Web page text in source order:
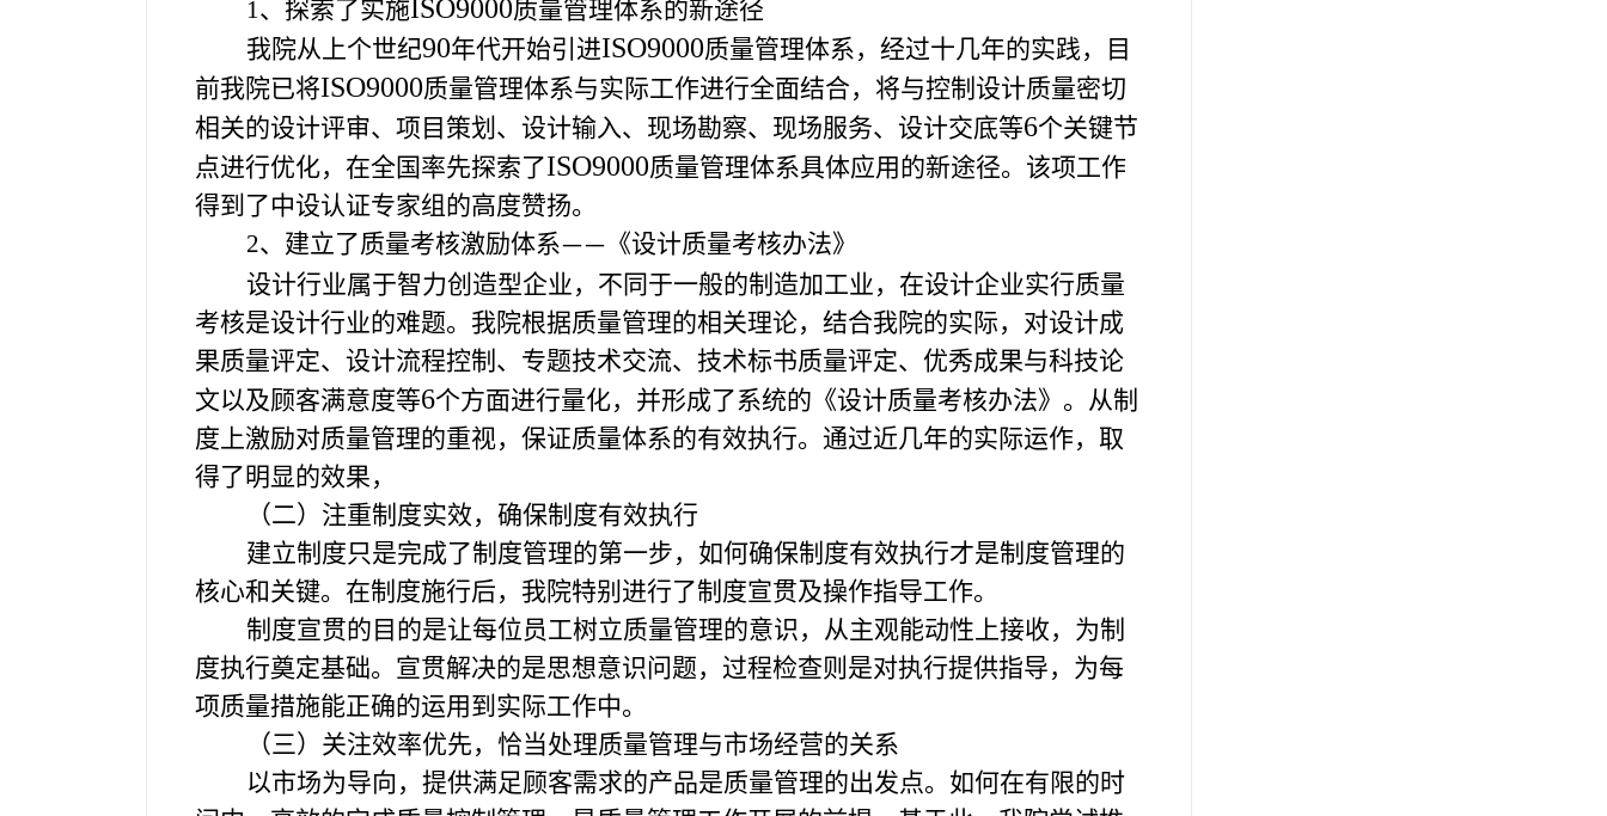
1、探索了实施ISO9000质量管理体系的新途径
我院从上个世纪90年代开始引进ISO9000质量管理体系，经过十几年的实践，目
前我院已将ISO9000质量管理体系与实际工作进行全面结合，将与控制设计质量密切
相关的设计评审、项目策划、设计输入、现场勘察、现场服务、设计交底等6个关键节
点进行优化，在全国率先探索了ISO9000质量管理体系具体应用的新途径。该项工作
得到了中设认证专家组的高度赞扬。
2、建立了质量考核激励体系—— 《设计质量考核办法》
设计行业属于智力创造型企业，不同于一般的制造加工业，在设计企业实行质量
考核是设计行业的难题。我院根据质量管理的相关理论，结合我院的实际，对设计成
果质量评定、设计流程控制、专题技术交流、技术标书质量评定、优秀成果与科技论
文以及顾客满意度等6个方面进行量化，并形成了系统的《设计质量考核办法》。从制
度上激励对质量管理的重视，保证质量体系的有效执行。通过近几年的实际运作，取
得了明显的效果，
（二）注重制度实效，确保制度有效执行
建立制度只是完成了制度管理的第一步，如何确保制度有效执行才是制度管理的
核心和关键。在制度施行后，我院特别进行了制度宣贯及操作指导工作。
制度宣贯的目的是让每位员工树立质量管理的意识，从主观能动性上接收，为制
度执行奠定基础。宣贯解决的是思想意识问题，过程检查则是对执行提供指导，为每
项质量措施能正确的运用到实际工作中。
（三）关注效率优先，恰当处理质量管理与市场经营的关系
以市场为导向，提供满足顾客需求的产品是质量管理的出发点。如何在有限的时